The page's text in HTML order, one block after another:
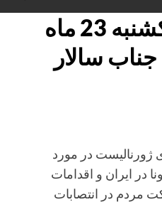
گفتگوی روز یکشنبه 23 ماه
2020 با جناب سالار
ژورنالیست در مورد
در ایران و اقدامات
مردم در انتصابات